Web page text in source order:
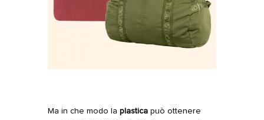
Ma in che modo la plasticapuò ottenere